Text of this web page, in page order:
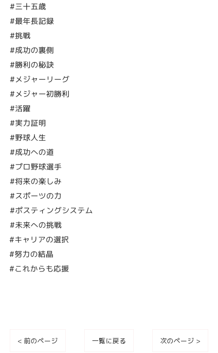
#三十五歳
#最年長記録
#挑戦
#成功の裏側
#勝利の秘訣
#メジャーリーグ
#メジャー初勝利
#活躍
#実力証明
#野球人生
#成功への道
#プロ野球選手
#将来の楽しみ
#スポーツの力
#ポスティングシステム
#未来への挑戦
#キャリアの選択
#努力の結晶
#これからも応援
< 前のページ 一覧に戻る 次のページ >